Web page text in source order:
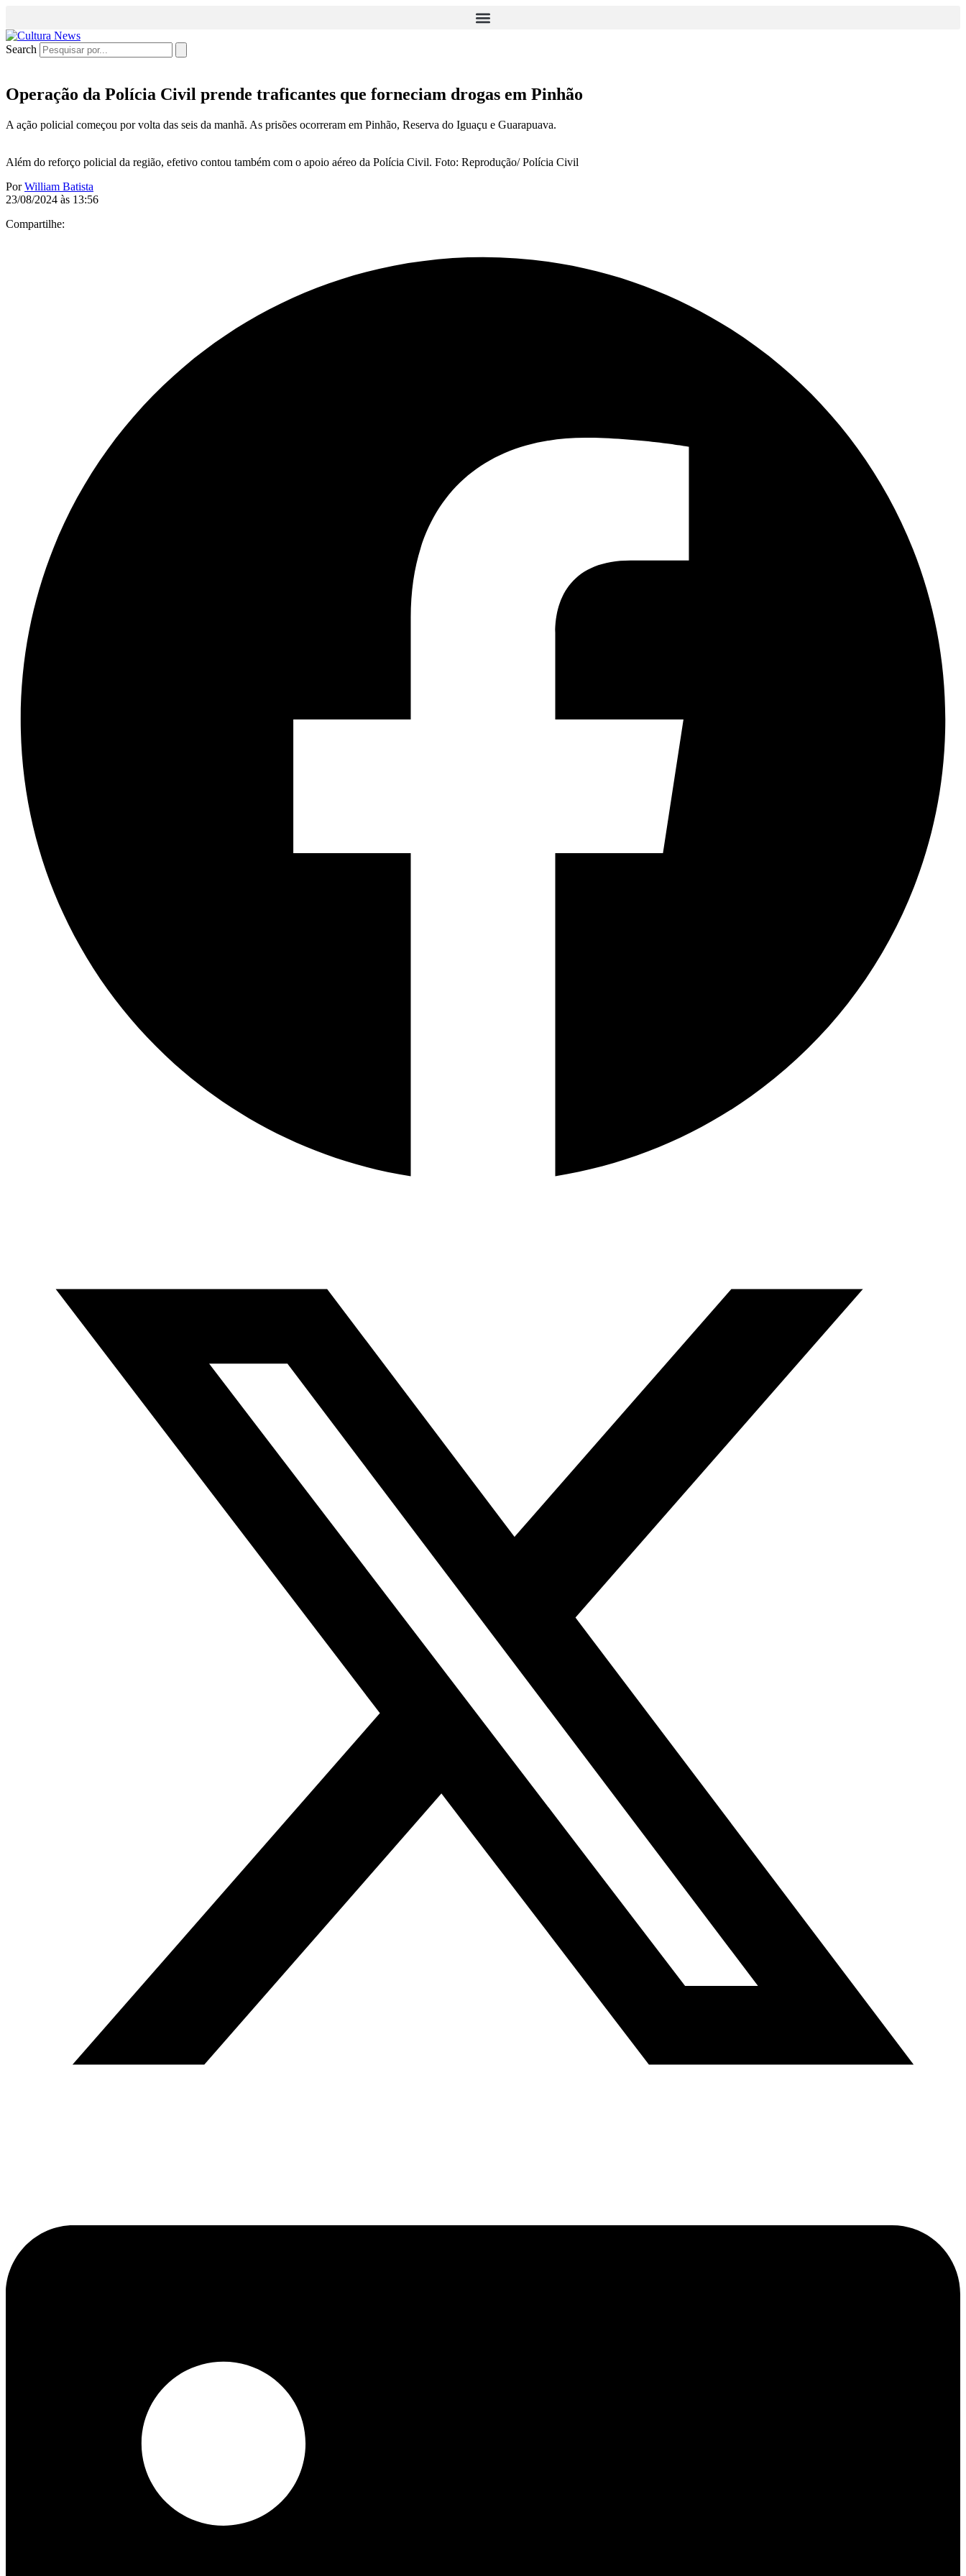
Search
Operação da Polícia Civil prende traficantes que forneciam drogas em Pinhão
A ação policial começou por volta das seis da manhã. As prisões ocorreram em Pinhão, Reserva do Iguaçu e Guarapuava.
Além do reforço policial da região, efetivo contou também com o apoio aéreo da Polícia Civil. Foto: Reprodução/ Polícia Civil
PorWilliam Batista
23/08/2024 às 13:56
Compartilhe: